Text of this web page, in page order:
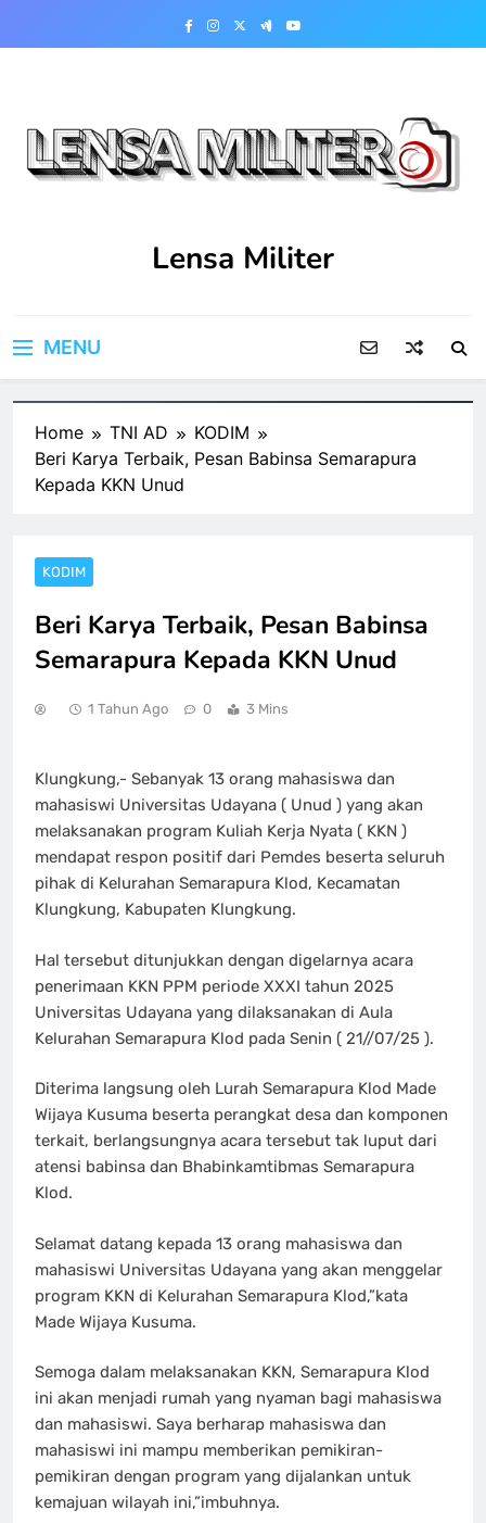
Lensa Militer
MENU
Home TNI AD
KODIM
Beri Karya Terbaik, Pesan Babinsa Semarapura
Kepada KKN Unud
KODIM
Beri Karya Terbaik, Pesan Babinsa
Semarapura Kepada KKN Unud
1 Tahun Ago 0 3 Mins
Klungkung,- Sebanyak 13 orang mahasiswa dan
mahasiswi Universitas Udayana ( Unud ) yang akan
melaksanakan program Kuliah Kerja Nyata ( KKN )
mendapat respon positif dari Pemdes beserta seluruh
pihak di Kelurahan Semarapura Klod, Kecamatan
Klungkung, Kabupaten Klungkung.
Hal tersebut ditunjukkan dengan digelarnya acara
penerimaan KKN PPM periode XXXI tahun 2025
Universitas Udayana yang dilaksanakan di Aula
Kelurahan Semarapura Klod pada Senin ( 21//07/25 ).
Diterima langsung oleh Lurah Semarapura Klod Made
Wijaya Kusuma beserta perangkat desa dan komponen
terkait, berlangsungnya acara tersebut tak luput dari
atensi babinsa dan Bhabinkamtibmas Semarapura
Klod.
Selamat datang kepada 13 orang mahasiswa dan
mahasiswi Universitas Udayana yang akan menggelar
program KKN di Kelurahan Semarapura Klod,”kata
Made Wijaya Kusuma.
Semoga dalam melaksanakan KKN, Semarapura Klod
ini akan menjadi rumah yang nyaman bagi mahasiswa
dan mahasiswi. Saya berharap mahasiswa dan
mahasiswi ini mampu memberikan pemikiran-
pemikiran dengan program yang dijalankan untuk
kemajuan wilayah ini,”imbuhnya.